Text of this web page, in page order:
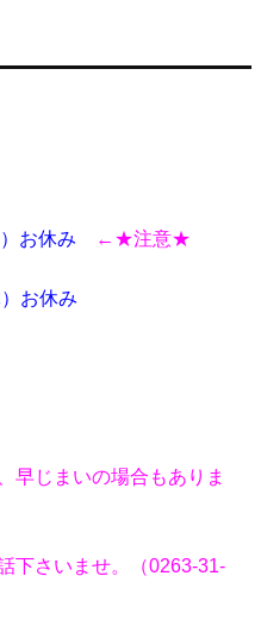
お休み ←★注意★
お休み
早じまいの場合もありま
下さいませ。（0263-31-